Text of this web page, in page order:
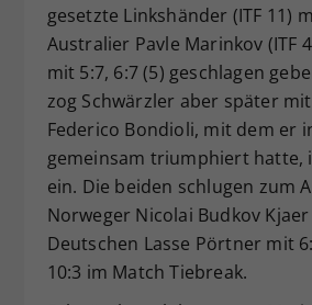
gesetzte Linkshänder (ITF 11)
Australier Pavle Marinkov (ITF
mit 5:7, 6:7 (5) geschlagen
zog Schwärzler aber später
Federico Bondioli, mit dem er
gemeinsam triumphiert hatte,
ein. Die beiden schlugen zum
Norweger Nicolai Budkov
Deutschen Lasse Pörtner mit
10:3 im Match Tiebreak.